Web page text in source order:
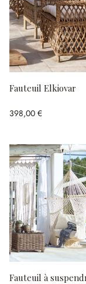
Fauteuil Elkiovar
398,00 €
Fauteuil à